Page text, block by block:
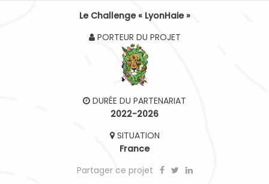
Le Challenge « LyonHaie »
PORTEUR DU PROJET
DURÉE DU PARTENARIAT
2022-2026
SITUATION
France
Partager ce projet